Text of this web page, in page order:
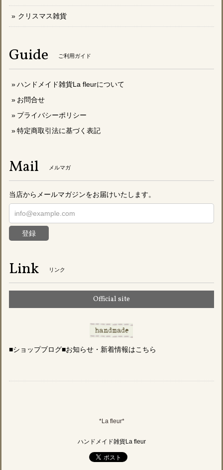
クリスマス雑貨
Guide ご利用ガイド
ハンドメイド雑貨La fleurについて
お問合せ
プライバシーポリシー
特定商取引法に基づく表記
Mail メルマガ
当店からメールマガジンをお届けいたします。
登録
Link リンク
Official site
■ショップブログ■お知らせ・新着情報はこちら
*La fleur*
ハンドメイド雑貨La fleur